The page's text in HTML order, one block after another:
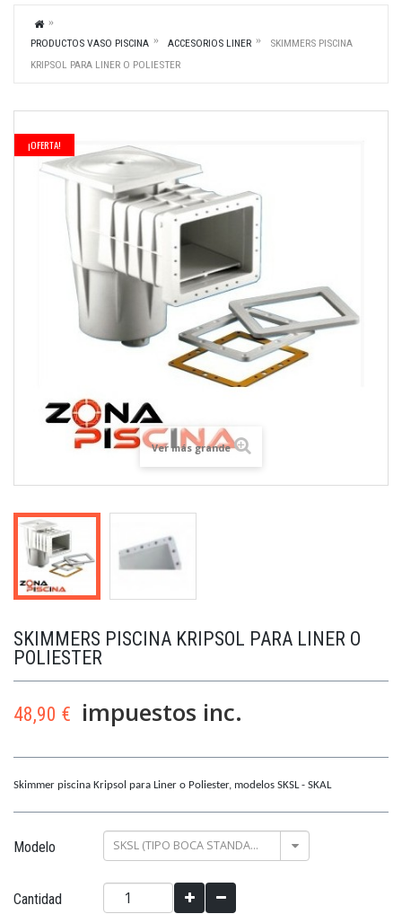
PRODUCTOS VASO PISCINA ACCESORIOS LINER
SKIMMERS PISCINA
KRIPSOL PARA LINER O POLIESTER
¡OFERTA!
Ver más grande
SKIMMERS PISCINA KRIPSOL PARA LINER O
POLIESTER
48,90 € impuestos inc.
Skimmer piscina Kripsol para Liner o Poliester, modelos SKSL - SKAL
Modelo SKSL (TIPO BOCA STANDARD TIPO CERCO CUADRADO)
Cantidad